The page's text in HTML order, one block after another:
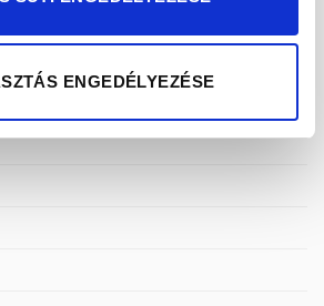
ENGEDÉLYEZÉSE